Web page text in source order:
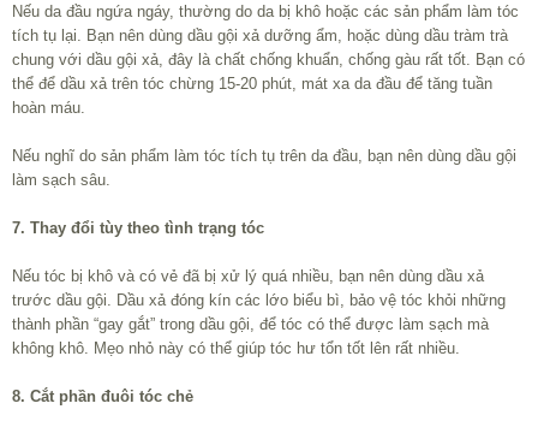
Nếu da đầu ngứa ngáy, thường do da bị khô hoặc các sản phẩm làm tóc
tích tụ lại. Bạn nên dùng dầu gội xả dưỡng ẩm, hoặc dùng dầu tràm trà
chung với dầu gội xả, đây là chất chống khuẩn, chống gàu rất tốt. Bạn có
thể để dầu xả trên tóc chừng 15-20 phút, mát xa da đầu để tăng tuần
hoàn máu.
Nếu nghĩ do sản phẩm làm tóc tích tụ trên da đầu, bạn nên dùng dầu gội
làm sạch sâu.
7. Thay đổi tùy theo tình trạng tóc
Nếu tóc bị khô và có vẻ đã bị xử lý quá nhiều, bạn nên dùng dầu xả
trước dầu gội. Dầu xả đóng kín các lớo biểu bì, bảo vệ tóc khỏi những
thành phần “gay gắt” trong dầu gội, để tóc có thể được làm sạch mà
không khô. Mẹo nhỏ này có thể giúp tóc hư tổn tốt lên rất nhiều.
8. Cắt phần đuôi tóc chẻ